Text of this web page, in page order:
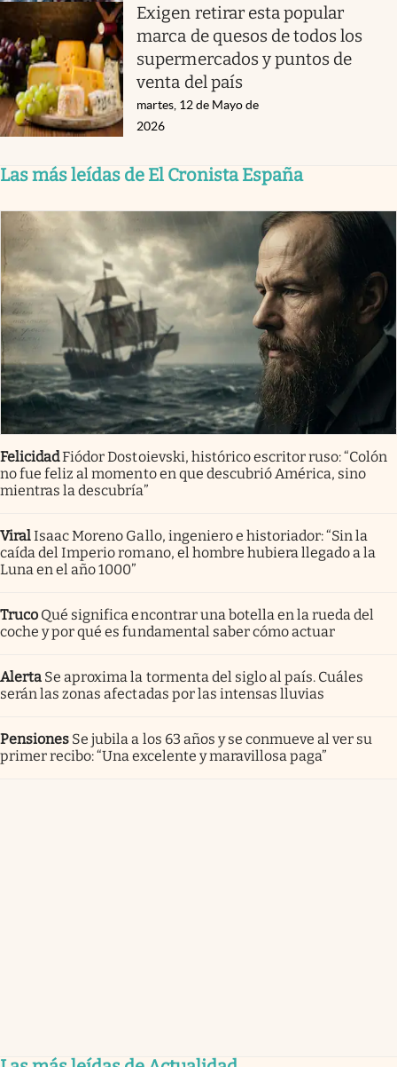
Exigen retirar esta popular
marca de quesos de todos los
supermercados y puntos de
venta del país
martes, 12 de Mayo de
2026
Las más leídas de El Cronista España
FelicidadFiódor Dostoievski, histórico escritor ruso: “Colón
no fue feliz al momento en que descubrió América, sino
mientras la descubría”
ViralIsaac Moreno Gallo, ingeniero e historiador: “Sin la
caída del Imperio romano, el hombre hubiera llegado a la
Luna en el año 1000”
Truco Qué significa encontrar una botella en la rueda del
coche y por qué es fundamental saber cómo actuar
Alerta Se aproxima la tormenta del siglo al país. Cuáles
serán las zonas afectadas por las intensas lluvias
Pensiones Se jubila a los 63 años y se conmueve al ver su
primer recibo: “Una excelente y maravillosa paga”